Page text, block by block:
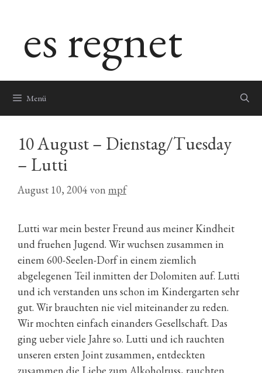
springenes regnet
Menü
10 August – Dienstag/Tuesday
– Lutti
August 10, 2004 von mpf
Lutti war mein bester Freund aus meiner Kindheit
und fruehen Jugend. Wir wuchsen zusammen in
einem 600-Seelen-Dorf in einem ziemlich
abgelegenen Teil inmitten der Dolomiten auf. Lutti
und ich verstanden uns schon im Kindergarten sehr
gut. Wir brauchten nie viel miteinander zu reden.
Wir mochten einfach einanders Gesellschaft. Das
ging ueber viele Jahre so. Lutti und ich rauchten
unseren ersten Joint zusammen, entdeckten